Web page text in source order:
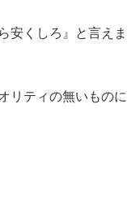
安くしろ』と言えま
リティの無いものに